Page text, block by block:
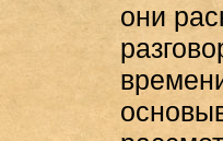
они